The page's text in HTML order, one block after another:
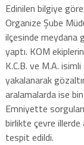
Edinilen bilgiye
Organize Şube
ilçesinde meydana
yaptı. KOM
K.C.B. ve M.A.
yakalanarak
aralamalarda ise
Emniyette
birlikte çevre illerde
tespit edildi.